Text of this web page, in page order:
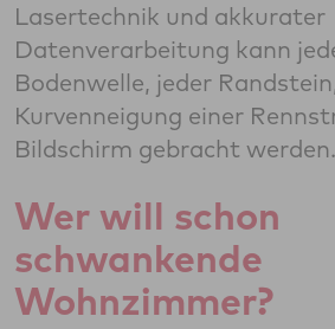
Lasertechnik und akkurater
Datenverarbeitung kann
Bodenwelle, jeder
Kurvenneigung einer
Bildschirm gebracht werden.
Wer will schon
schwankende
Wohnzimmer?